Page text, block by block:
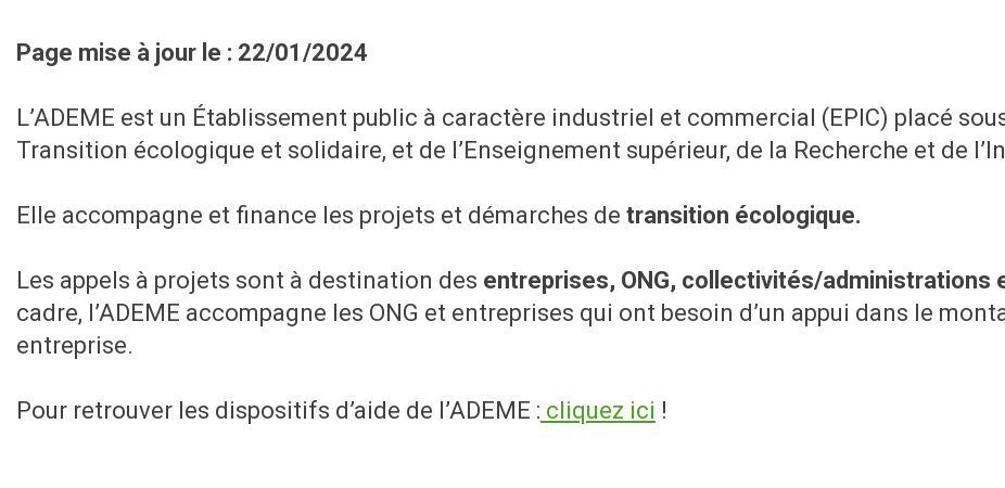
Page mise à jour le : 22/01/2024
L’ADEME est un Établissement public à caractère industriel et commercial (EPIC) placé
Transition écologique et solidaire, et de l’Enseignement supérieur, de la Recherche et de
Elle accompagne et finance les projets et démarches de transition écologique.
Les appels à projets sont à destination des entreprises, ONG, collectivités/administrations
cadre, l’ADEME accompagne les ONG et entreprises qui ont besoin d’un appui dans le
entreprise.
Pour retrouver les dispositifs d’aide de l’ADEME : cliquez ici !